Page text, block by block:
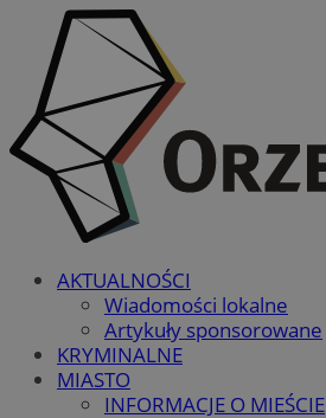
AKTUALNOŚCI
Wiadomości lokalne
Artykuły sponsorowane
KRYMINALNE
MIASTO
INFORMACJE O MIEŚCIE